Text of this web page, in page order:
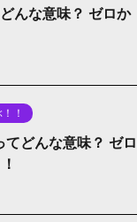
んな意味？ ゼロか
！
どんな意味？ ゼロ